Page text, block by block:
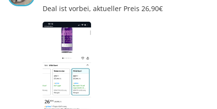
Deal ist vorbei, aktueller Preis 26,90€